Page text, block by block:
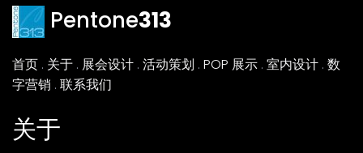
Pentone313
首页 . 关于 . 展会设计 . 活动策划 . POP 展示 . 室内设计 . 数
字营销 . 联系我们
关于